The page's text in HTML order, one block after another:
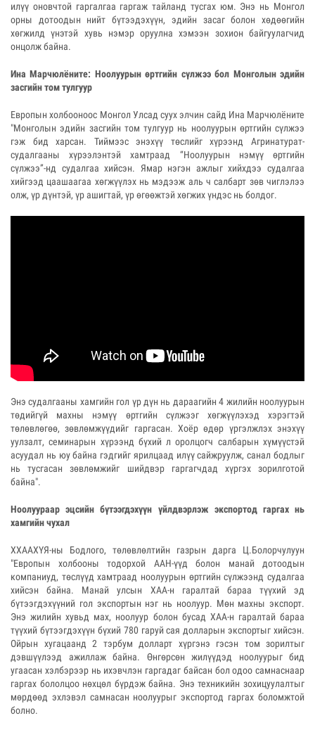
илүү оновчтой гаргалгаа гаргаж тайланд тусгах юм. Энэ нь Монгол
орны дотоодын нийт бүтээдэхүүн, эдийн засаг болон хөдөөгийн
хөгжилд үнэтэй хувь нэмэр оруулна хэмээн зохион байгуулагчид
онцолж байна.
Ина Марчюлёните: Ноолуурын өртгийн сүлжээ бол Монголын эдийн
засгийн том тулгуур
Европын холбооноос Монгол Улсад суух элчин сайд Ина Марчюлёните
"Монголын эдийн засгийн том тулгуур нь ноолуурын өртгийн сүлжээ
гэж бид харсан. Тиймээс энэхүү төслийг хүрээнд Агринатурат-
судалгааны хүрээлэнтэй хамтраад “Ноолуурын нэмүү өртгийн
сүлжээ”-нд судалгаа хийсэн. Ямар нэгэн ажлыг хийхдээ судалгаа
хийгээд цаашаагаа хөгжүүлэх нь мэдээж аль ч салбарт зөв чиглэлээ
олж, үр дүнтэй, үр ашигтай, үр өгөөжтэй хөгжих үндэс нь болдог.
Энэ судалгааны хамгийн гол үр дүн нь дараагийн 4 жилийн ноолуурын
төдийгүй махны нэмүү өртгийн сүлжээг хөгжүүлэхэд хэрэгтэй
төлөвлөгөө, зөвлөмжүүдийг гаргасан. Хоёр өдөр үргэлжлэх энэхүү
уулзалт, семинарын хүрээнд бүхий л оролцогч салбарын хүмүүстэй
асуудал нь юу байна гэдгийг ярилцаад илүү сайжруулж, санал бодлыг
нь тусгасан зөвлөмжийг шийдвэр гаргагчдад хүргэх зорилготой
байна".
Ноолуураар эцсийн бүтээгдэхүүн үйлдвэрлэж экспортод гаргах нь
хамгийн чухал
ХХААХҮЯ-ны Бодлого, төлөвлөлтийн газрын дарга Ц.Болорчулуун
"Европын холбооны тодорхой ААН-үүд болон манай дотоодын
компаниуд, төслүүд хамтраад ноолуурын өртгийн сүлжээнд судалгаа
хийсэн байна. Манай улсын ХАА-н гаралтай бараа түүхий эд
бүтээгдэхүүний гол экспортын нэг нь ноолуур. Мөн махны экспорт.
Энэ жилийн хувьд мах, ноолуур болон бусад ХАА-н гаралтай бараа
түүхий бүтээгдэхүүн бүхий 780 гаруй сая долларын экспортыг хийсэн.
Ойрын хугацаанд 2 тэрбум долларт хүргэнэ гэсэн том зорилтыг
дэвшүүлээд ажиллаж байна. Өнгөрсөн жилүүдэд ноолуурыг бид
угаасан хэлбэрээр нь ихэвчлэн гаргадаг байсан бол одоо самнаснаар
гаргах бололцоо нөхцөл бүрдэж байна. Энэ техникийн зохицуулалтыг
мөрдөөд эхлэвэл самнасан ноолуурыг экспортод гаргах боломжтой
болно.